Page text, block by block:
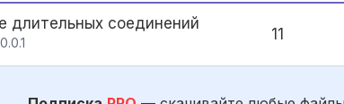
длительных соединений
11